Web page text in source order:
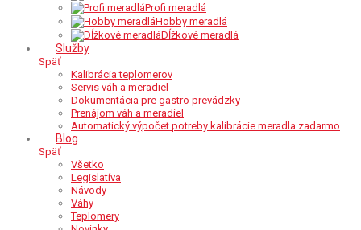
Profi meradlá
Hobby meradlá
Dĺžkové meradlá
Služby
Späť
Kalibrácia teplomerov
Servis váh a meradiel
Dokumentácia pre gastro prevádzky
Prenájom váh a meradiel
Automatický výpočet potreby kalibrácie meradla zadarmo
Blog
Späť
Všetko
Legislatíva
Návody
Váhy
Teplomery